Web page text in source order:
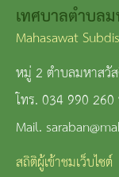
เทศบาลตำบล
Mahasawat
หมู่ 2 ตำบลมหาสวั
โทร. 034 990
Mail.
สถิติผู้เข้าชมเว็บไซต์